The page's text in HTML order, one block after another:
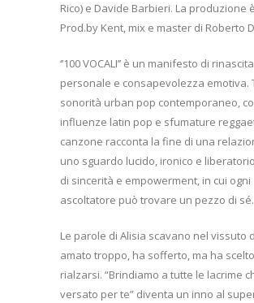
Rico) e Davide Barbieri. La produzione
Prod.by Kent, mix e master di Roberto
‘’100 VOCALI’’ è un manifesto di rinascita
personale e consapevolezza emotiva.
sonorità urban pop contemporaneo,
influenze latin pop e sfumature
canzone racconta la fine di una
uno sguardo lucido, ironico e
di sincerità e empowerment, in cui ogni
ascoltatore può trovare un pezzo di sé.
Le parole di Alisia scavano nel vissuto
amato troppo, ha sofferto, ma ha
rialzarsi. “Brindiamo a tutte le lacrime
versato per te” diventa un inno al